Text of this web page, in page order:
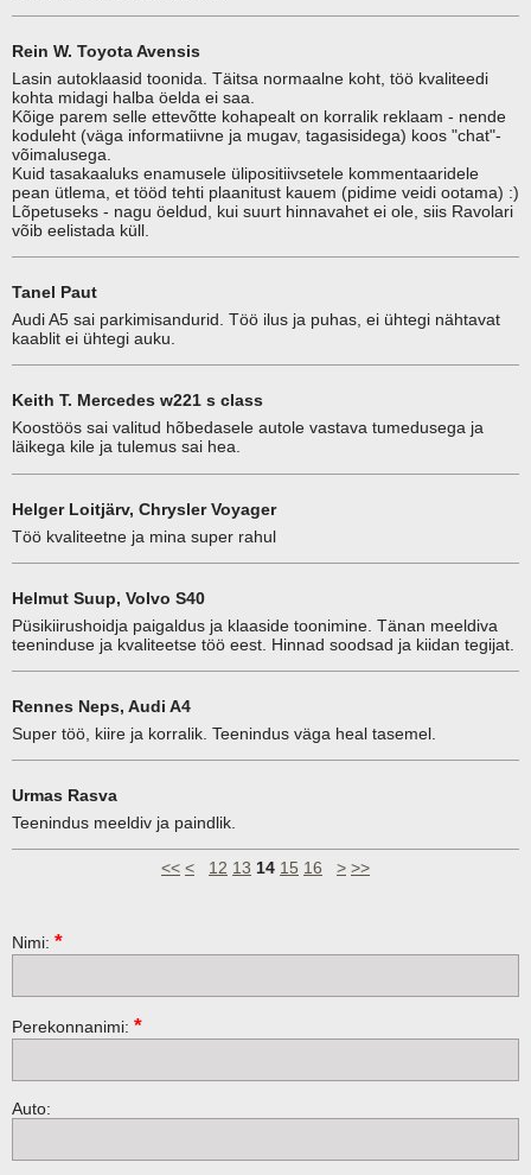
Rein W. Toyota Avensis
Lasin autoklaasid toonida. Täitsa normaalne koht, töö kvaliteedi
kohta midagi halba öelda ei saa.
Kõige parem selle ettevõtte kohapealt on korralik reklaam - nende
koduleht (väga informatiivne ja mugav, tagasisidega) koos "chat"-
võimalusega.
Kuid tasakaaluks enamusele ülipositiivsetele kommentaaridele
pean ütlema, et tööd tehti plaanitust kauem (pidime veidi ootama) :)
Lõpetuseks - nagu öeldud, kui suurt hinnavahet ei ole, siis Ravolari
võib eelistada küll.
Tanel Paut
Audi A5 sai parkimisandurid. Töö ilus ja puhas, ei ühtegi nähtavat
kaablit ei ühtegi auku.
Keith T. Mercedes w221 s class
Koostöös sai valitud hõbedasele autole vastava tumedusega ja
läikega kile ja tulemus sai hea.
Helger Loitjärv, Chrysler Voyager
Töö kvaliteetne ja mina super rahul
Helmut Suup, Volvo S40
Püsikiirushoidja paigaldus ja klaaside toonimine. Tänan meeldiva
teeninduse ja kvaliteetse töö eest. Hinnad soodsad ja kiidan tegijat.
Rennes Neps, Audi A4
Super töö, kiire ja korralik. Teenindus väga heal tasemel.
Urmas Rasva
Teenindus meeldiv ja paindlik.
<< < 12 13 14 15 16 > >>
Nimi: *
Perekonnanimi: *
Auto: